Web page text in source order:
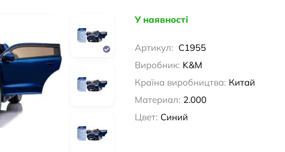
У наявності
Артикул: C1955
Виробник: K&M
Країна виробництва: Китай
Материал: 2.000
Цвет: Синий